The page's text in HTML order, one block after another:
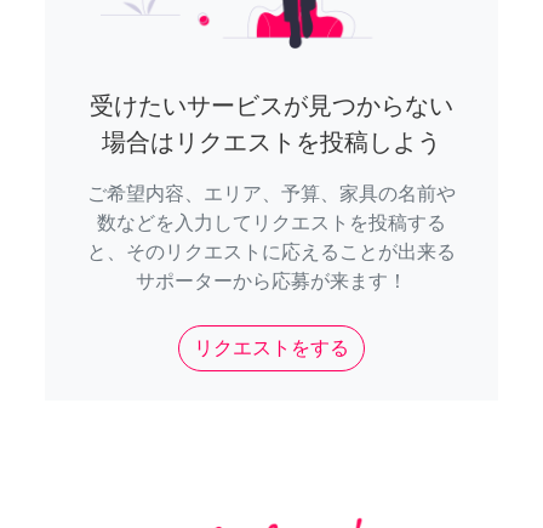
受けたいサービスが見つからない
場合はリクエストを投稿しよう
ご希望内容、エリア、予算、家具の名前や
数などを入力してリクエストを投稿する
と、そのリクエストに応えることが出来る
サポーターから応募が来ます！
リクエストをする